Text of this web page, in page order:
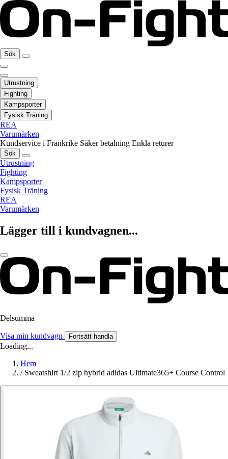
Sök
Utrustning
Fighting
Kampsporter
Fysisk Träning
REA
Varumärken
Kundservice i Frankrike Säker betalning Enkla returer
Sök
Utrustning
Fighting
Kampsporter
Fysisk Träning
REA
Varumärken
Lägger till i kundvagnen...
Delsumma
Visa min kundvagn Fortsätt handla
Loading...
Hem
/ Sweatshirt 1/2 zip hybrid adidas Ultimate365+ Course Control